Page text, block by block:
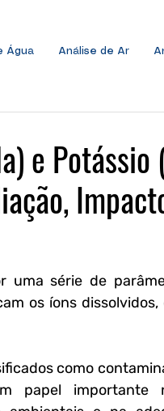
Água Análise de Ar
e Potássio
uma série de
os íons dissolvidos,
como
papel importante